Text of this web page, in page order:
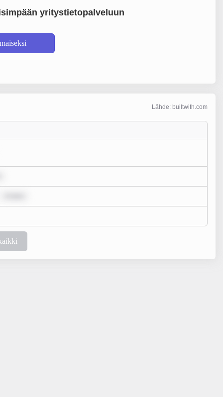
yritystietopalveluun
Lähde: builtwith.com